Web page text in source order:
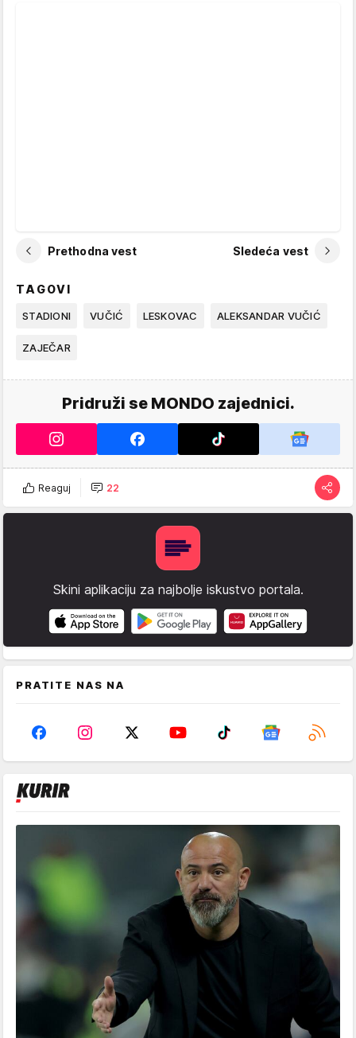
Prethodna vest Sledeća vest
TAGOVI
STADIONI VUČIĆ LESKOVAC ALEKSANDAR VUČIĆ
ZAJEČAR
Pridruži se MONDO zajednici.
Reaguj 22
Skini aplikaciju za najbolje iskustvo portala.
PRATITE NAS NA